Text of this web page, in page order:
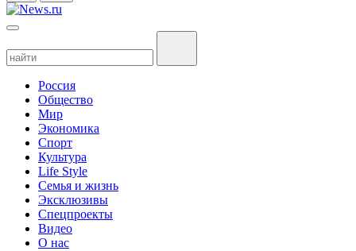
Россия
Общество
Мир
Экономика
Спорт
Культура
Life Style
Семья и жизнь
Эксклюзивы
Спецпроекты
Видео
О нас